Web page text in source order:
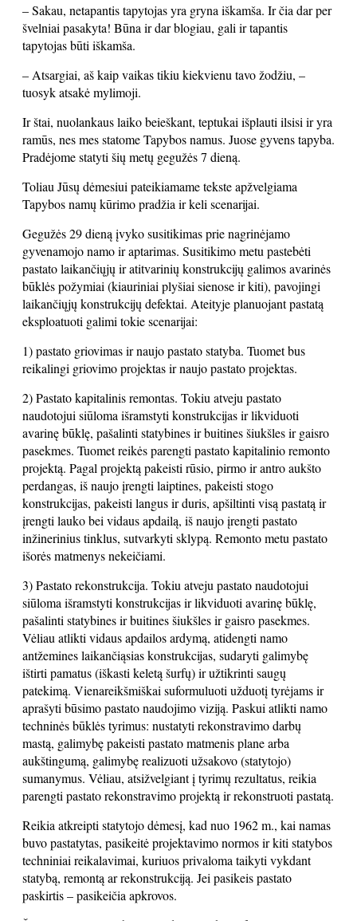
– Sakau, netapantis tapytojas yra gryna iškamša. Ir čia dar per
švelniai pasakyta! Būna ir dar blogiau, gali ir tapantis
tapytojas būti iškamša.
– Atsargiai, aš kaip vaikas tikiu kiekvienu tavo žodžiu, –
tuosyk atsakė mylimoji.
Ir štai, nuolankaus laiko beieškant, teptukai išplauti ilsisi ir yra
ramūs, nes mes statome Tapybos namus. Juose gyvens tapyba.
Pradėjome statyti šių metų gegužės 7 dieną.
Toliau Jūsų dėmesiui pateikiamame tekste apžvelgiama
Tapybos namų kūrimo pradžia ir keli scenarijai.
Gegužės 29 dieną įvyko susitikimas prie nagrinėjamo
gyvenamojo namo ir aptarimas. Susitikimo metu pastebėti
pastato laikančiųjų ir atitvarinių konstrukcijų galimos avarinės
būklės požymiai (kiauriniai plyšiai sienose ir kiti), pavojingi
laikančiųjų konstrukcijų defektai. Ateityje planuojant pastatą
eksploatuoti galimi tokie scenarijai:
1) pastato griovimas ir naujo pastato statyba. Tuomet bus
reikalingi griovimo projektas ir naujo pastato projektas.
2) Pastato kapitalinis remontas. Tokiu atveju pastato
naudotojui siūloma išramstyti konstrukcijas ir likviduoti
avarinę būklę, pašalinti statybines ir buitines šiukšles ir gaisro
pasekmes. Tuomet reikės parengti pastato kapitalinio remonto
projektą. Pagal projektą pakeisti rūsio, pirmo ir antro aukšto
perdangas, iš naujo įrengti laiptines, pakeisti stogo
konstrukcijas, pakeisti langus ir duris, apšiltinti visą pastatą ir
įrengti lauko bei vidaus apdailą, iš naujo įrengti pastato
inžinerinius tinklus, sutvarkyti sklypą. Remonto metu pastato
išorės matmenys nekeičiami.
3) Pastato rekonstrukcija. Tokiu atveju pastato naudotojui
siūloma išramstyti konstrukcijas ir likviduoti avarinę būklę,
pašalinti statybines ir buitines šiukšles ir gaisro pasekmes.
Vėliau atlikti vidaus apdailos ardymą, atidengti namo
antžemines laikančiąsias konstrukcijas, sudaryti galimybę
ištirti pamatus (iškasti keletą šurfų) ir užtikrinti saugų
patekimą. Vienareikšmiškai suformuluoti užduotį tyrėjams ir
aprašyti būsimo pastato naudojimo viziją. Paskui atlikti namo
techninės būklės tyrimus: nustatyti rekonstravimo darbų
mastą, galimybę pakeisti pastato matmenis plane arba
aukštingumą, galimybę realizuoti užsakovo (statytojo)
sumanymus. Vėliau, atsižvelgiant į tyrimų rezultatus, reikia
parengti pastato rekonstravimo projektą ir rekonstruoti pastatą.
Reikia atkreipti statytojo dėmesį, kad nuo 1962 m., kai namas
buvo pastatytas, pasikeitė projektavimo normos ir kiti statybos
techniniai reikalavimai, kuriuos privaloma taikyti vykdant
statybą, remontą ar rekonstrukciją. Jei pasikeis pastato
paskirtis – pasikeičia apkrovos.